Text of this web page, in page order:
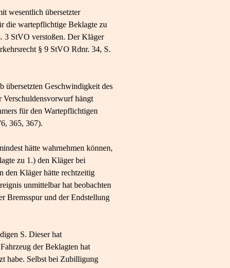
wesentlich übersetzter
die wartepflichtige Beklagte zu
3 StVO verstoßen. Der Kläger
§ 9 StVO Rdnr. 34, S.
übersetzten Geschwindigkeit des
Verschuldensvorwurf hängt
für den Wartepflichtigen
365, 367).
hätte wahrnehmen können,
zu 1.) den Kläger bei
den Kläger hätte rechtzeitig
unmittelbar hat beobachten
Bremsspur und der Endstellung
S. Dieser hat
der Beklagten hat
habe. Selbst bei Zubilligung